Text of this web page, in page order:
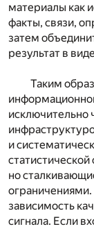
материалы как
факты, связи,
затем
результат в
Таким
исключительно
и
но
ограничениями.
зависимость
сигнала. Если